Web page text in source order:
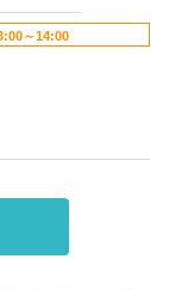
～14:00